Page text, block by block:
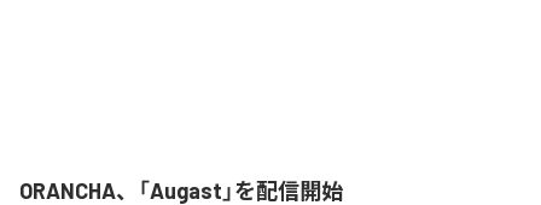
ORANCHA、「Augast」を配信開始